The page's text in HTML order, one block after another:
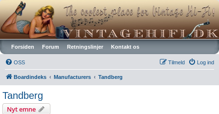
Vintagehifi.dk
Forsiden Forum Retningslinjer Kontakt os
OSS Log ind
Tilmeld
Boardindeks Manufacturers Tandberg
Tandberg
Nyt emne